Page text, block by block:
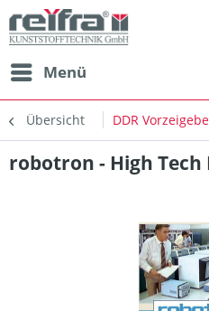
Menü
Übersicht DDR
robotron - High Tech